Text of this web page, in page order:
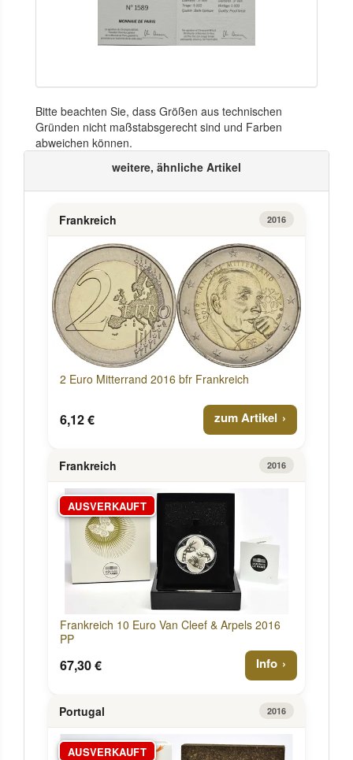
Bitte beachten Sie, dass Größen aus technischen
Gründen nicht maßstabsgerecht sind und Farben
abweichen können.
weitere, ähnliche Artikel
Frankreich 2016
2 Euro Mitterrand 2016 bfr Frankreich
6,12 € zum Artikel
Frankreich 2016
AUSVERKAUFT
Frankreich 10 Euro Van Cleef & Arpels 2016
PP
67,30 € Info
Portugal 2016
AUSVERKAUFT